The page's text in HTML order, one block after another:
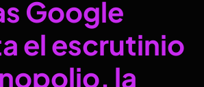
Google
el escrutinio
la